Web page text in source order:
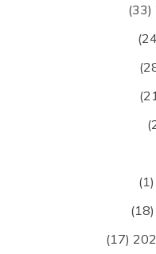
(33)
(1)
(18)
(17)